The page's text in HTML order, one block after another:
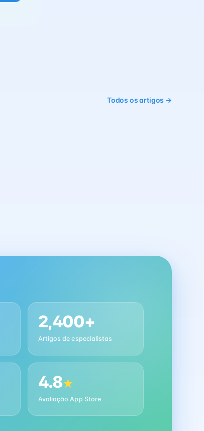
Todos os artigos →
2,400+
Artigos de especialistas
4.8★
Avaliação App Store